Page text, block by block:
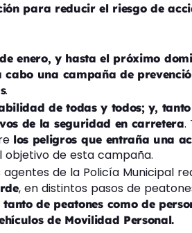
para reducir el riesgo de
enero, y hasta el próximo
una campaña de
.
de todas y todos; y,
de la seguridad en carretera.
los peligros que entraña una
de esta campaña.
de la Policía Municipal
, en distintos pasos de
de peatones como de
de Movilidad Personal.